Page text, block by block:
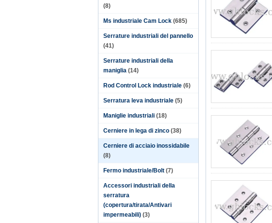
(8)
Ms industriale Cam Lock (685)
Serrature industriali del pannello
(41)
Serrature industriali della
maniglia (14)
Rod Control Lock industriale (6)
Serratura leva industriale (5)
Maniglie industriali (18)
Cerniere in lega di zinco (38)
Cerniere di acciaio inossidabile
(8)
Fermo industriale/Bolt (7)
Accessori industriali della
serratura
(copertura/tirata/Antivari
impermeabili) (3)